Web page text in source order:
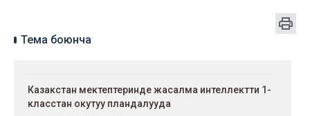
Тема боюнча
Казакстан мектептеринде жасалма интеллектти 1-
класстан окутуу пландалууда